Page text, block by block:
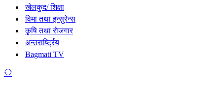
खेलकुद/ शिक्षा
विमा तथा इन्सुरेन्स
कृृषि तथा राेजगार
अन्तरार्ष्ट्रिय
Bagmati TV